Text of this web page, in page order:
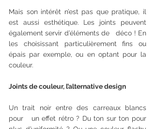
Mais son intérêt n’est pas que pratique, il
est aussi esthétique. Les joints peuvent
également servir d’éléments de   déco ! En
les choisissant particulièrement fins ou
épais par exemple, ou en optant pour la
couleur.
Joints de couleur, l’alternative design
Un trait noir entre des carreaux blancs
pour   un effet rétro ? Du ton sur ton pour